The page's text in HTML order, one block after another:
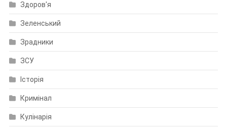
Здоров'я
Зеленський
Зрадники
ЗСУ
Історія
Кримінал
Кулінарія